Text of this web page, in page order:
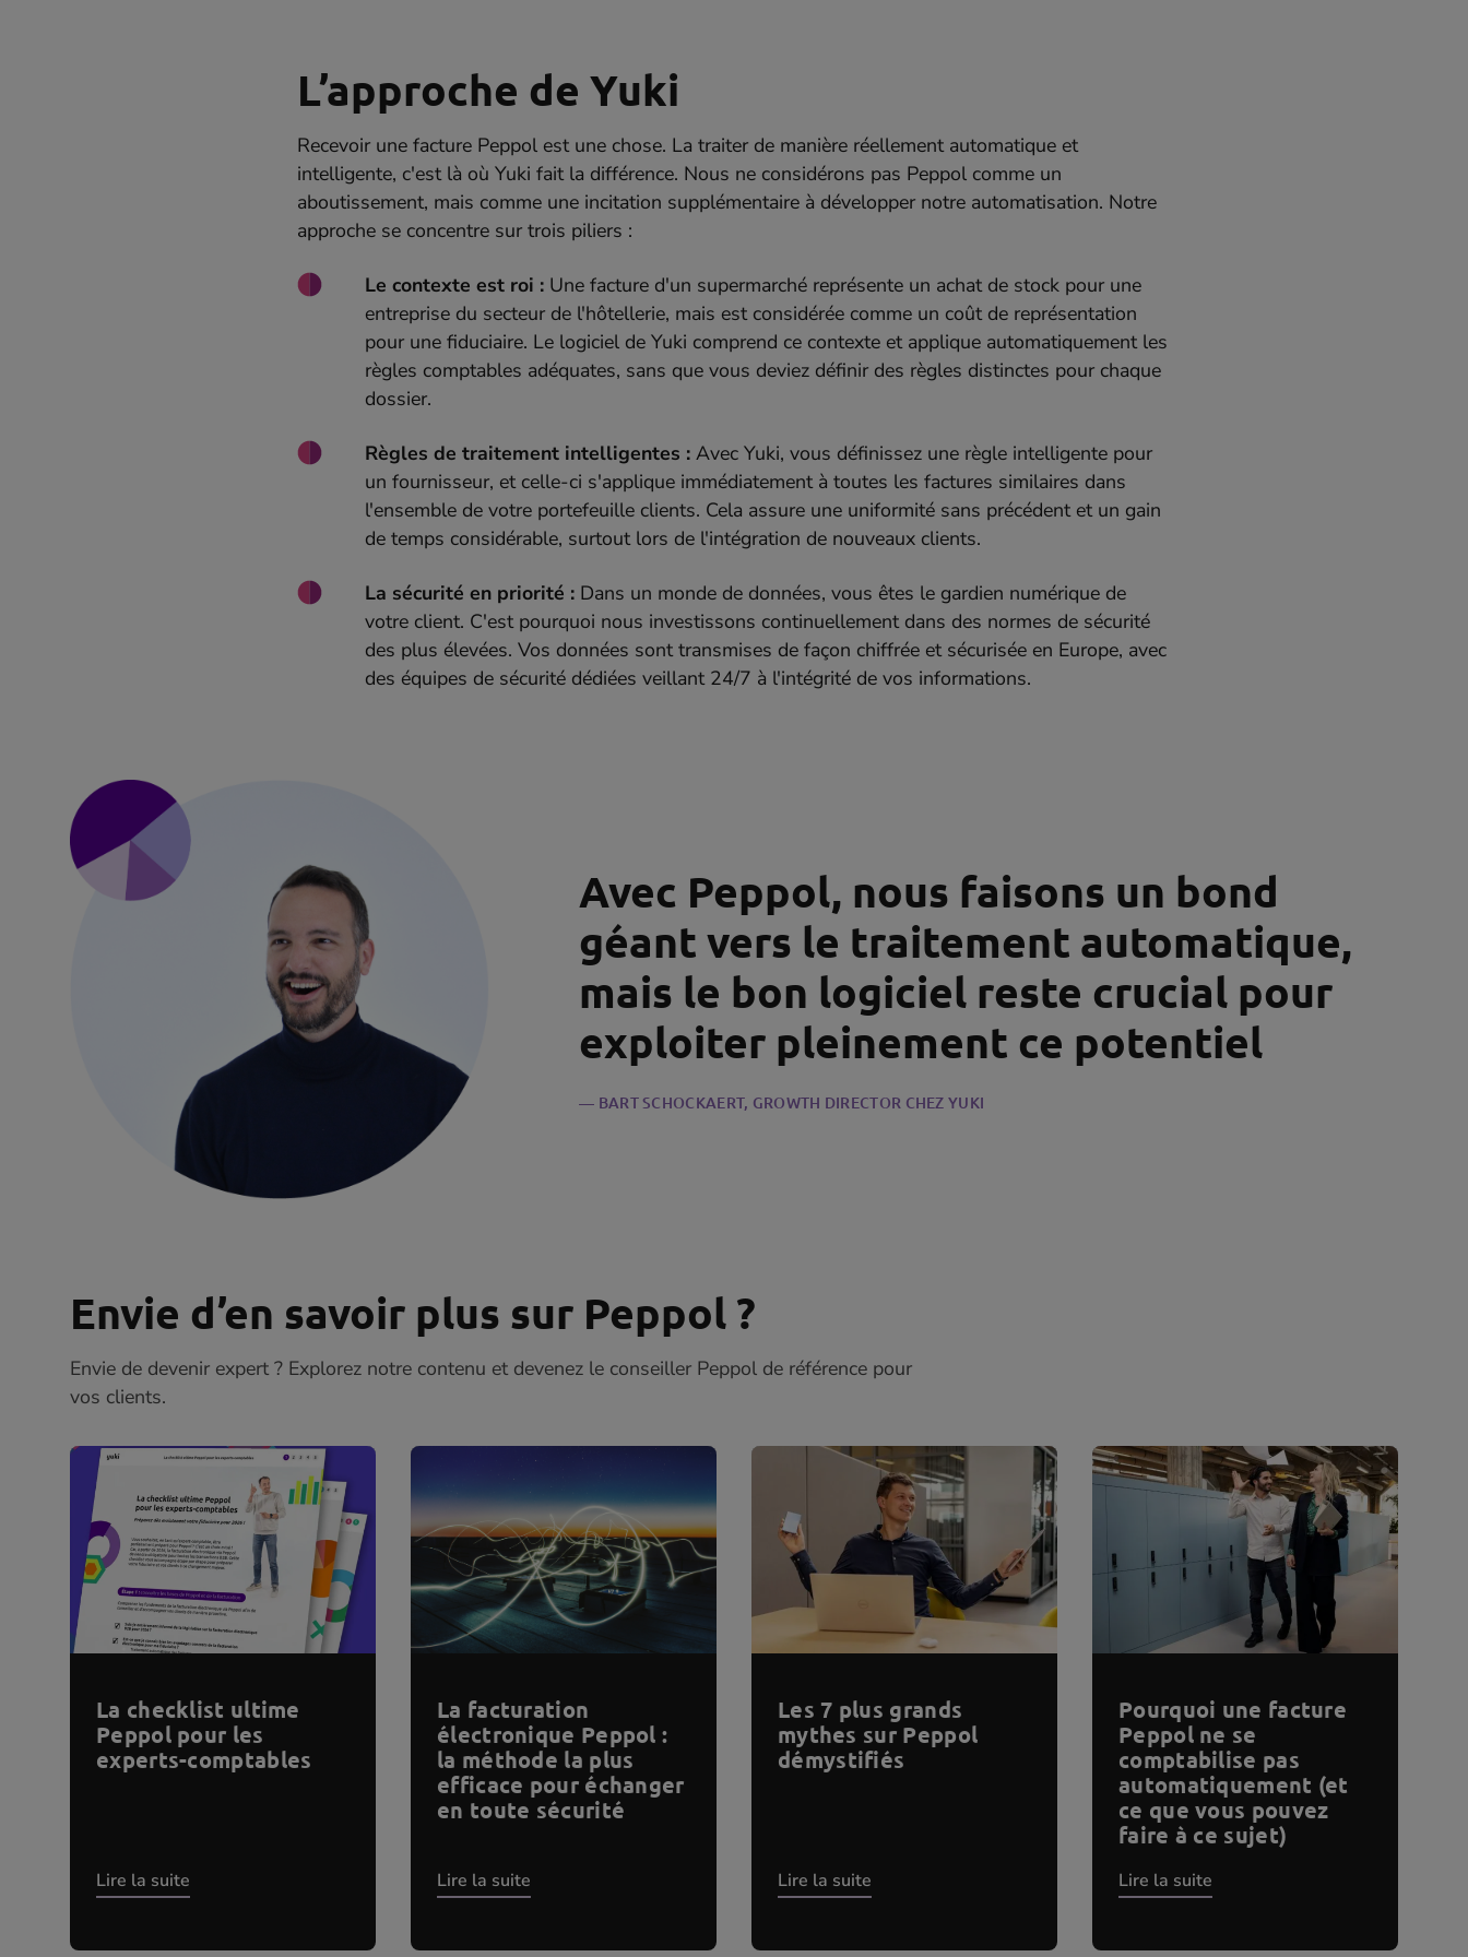
L’approche de Yuki
Recevoir une facture Peppol est une chose. La traiter de manière réellement automatique et
intelligente, c'est là où Yuki fait la différence. Nous ne considérons pas Peppol comme un
aboutissement, mais comme une incitation supplémentaire à développer notre automatisation. Notre
approche se concentre sur trois piliers :
Le contexte est roi :Une facture d'un supermarché représente un achat de stock pour une
entreprise du secteur de l'hôtellerie, mais est considérée comme un coût de représentation
pour une fiduciaire. Le logiciel de Yuki comprend ce contexte et applique automatiquement les
règles comptables adéquates, sans que vous deviez définir des règles distinctes pour chaque
dossier.
Règles de traitement intelligentes : Avec Yuki, vous définissez une règle intelligente pour
un fournisseur, et celle-ci s'applique immédiatement à toutes les factures similaires dans
l'ensemble de votre portefeuille clients. Cela assure une uniformité sans précédent et un gain
de temps considérable, surtout lors de l'intégration de nouveaux clients.
La sécurité en priorité : Dans un monde de données, vous êtes le gardien numérique de
votre client. C'est pourquoi nous investissons continuellement dans des normes de sécurité
des plus élevées. Vos données sont transmises de façon chiffrée et sécurisée en Europe, avec
des équipes de sécurité dédiées veillant 24/7 à l'intégrité de vos informations.
Avec Peppol, nous faisons un bond
géant vers le traitement automatique,
mais le bon logiciel reste crucial pour
exploiter pleinement ce potentiel
BART SCHOCKAERT, GROWTH DIRECTOR CHEZ YUKI
Envie d’en savoir plus sur Peppol ?
Envie de devenir expert ? Explorez notre contenu et devenez le conseiller Peppol de référence pour
vos clients.
La checklist ultime
Peppol pour les
experts-comptables
Lire la suite
La facturation
électronique Peppol :
la méthode la plus
efficace pour échanger
en toute sécurité
Lire la suite
Les 7 plus grands
mythes sur Peppol
démystifiés
Lire la suite
Pourquoi une facture
Peppol ne se
comptabilise pas
automatiquement (et
ce que vous pouvez
faire à ce sujet)
Lire la suite